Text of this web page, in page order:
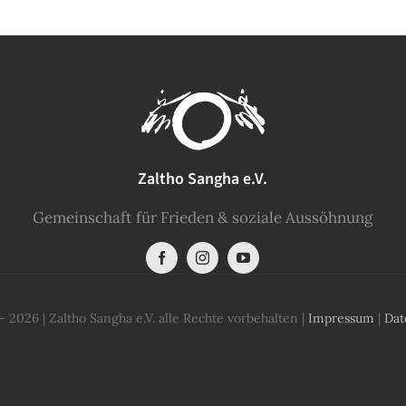
Zaltho Sangha e.V.
Gemeinschaft für Frieden & soziale Aussöhnung
| Zaltho Sangha e.V. alle Rechte vorbehalten | Impressum |